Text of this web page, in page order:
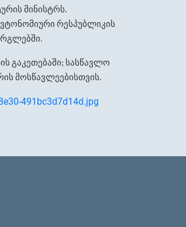
მინისტრს.
რესპუბლიკის
.
გაკეთებაში; სასწავლო
მოსწავლეებისთვის.